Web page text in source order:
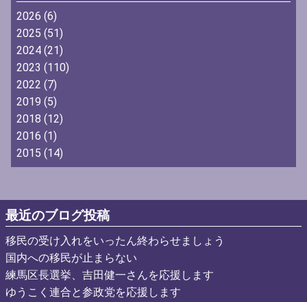
2026 (6)
2025 (51)
2024 (21)
2023 (110)
2022 (7)
2019 (5)
2018 (12)
2016 (1)
2015 (14)
最近のブログ投稿
移民の受け入れをいったん終わらせましょう
国内への移民が止まらない
練馬区長選挙、吉田健一さんを応援します
ゆうこく連合と参政党を応援します